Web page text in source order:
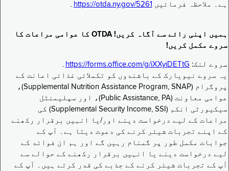
ہے۔ ملاحظہ فرمائیں https://otda.ny.gov/5261 ۔
ہمیں اپنی رائے سے آگاہ کریں! OTDA کا عوامی مراعات کا
سروے مکمل کریں!
سروے لنک: https://forms.office.com/g/iXXyiDETtG ۔
یہ سروے نیویارک کے باشندوں کو تکملائی غذائی اعانت کے
پروگرام (Supplemental Nutrition Assistance Program, SNAP)،
عوامی معاونت (Public Assistance, PA)، اور سپلیمنٹل
سیکیورٹی انکم (Supplemental Security Income, SSI) کی
مراعات کے لیے درخواست دینے اور/یا انہیں برقرار رکھنے
کے اپنے تجربات شیئر کرنے کی دعوت دیتا ہے۔ آپ کے
جوابات مکمل طور پر گمنام رہیں گے اور ہم ان فوائد کے
لیے درخواست دینے یا انہیں برقرار رکھنے کے حوالے سے
آپ کے تجربات شیئر کرنے کے جذبے کی قدر کرتے ہیں۔ آپ کے